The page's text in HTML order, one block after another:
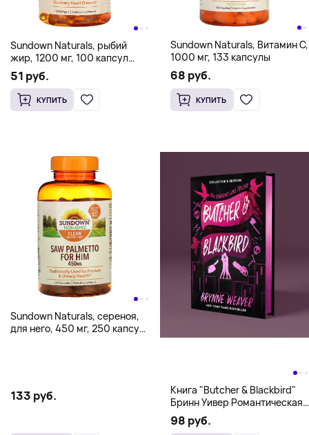
Sundown Naturals, рыбий
жир, 1200 мг, 100 капсул
(600 мг в 1 капсуле)
51 руб.
КУПИТЬ
Sundown Naturals, Витамин C,
1000 мг, 133 капсулы
68 руб.
КУПИТЬ
Sundown Naturals, сереноя,
для него, 450 мг, 250 капсул
133 руб.
Книга "Butcher & Blackbird"
Бринн Уивер Романтическая
комедия о серийных убийцах
(18+)
98 руб.